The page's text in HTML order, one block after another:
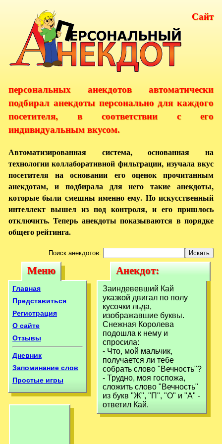
Сайт
персональных анекдотов автоматически
подбирал анекдоты персонально для каждого
посетителя, в соответствии с его
индивидуальным вкусом.
Автоматизированная система, основанная на
технологии коллаборативной фильтрации, изучала вкус
посетителя на основании его оценок прочитанным
анекдотам, и подбирала для него такие анекдоты,
которые были смешны именно ему. Но искусственный
интеллект вышел из под контроля, и его пришлось
отключить. Теперь анекдоты показываются в порядке
общего рейтинга.
Поиск анекдотов:
Меню
Меню
Главная
Представиться
Регистрация
О сайте
Отзывы
Дневник
Запоминание слов
Простые игры
Анекдот:
Заиндевевший
Кай указкой
двигал по полу
Анекдот:
Заиндевевший
Кай указкой
двигал по полу
Заиндевевший Кай
указкой двигал по полу
кусочки льда,
изображавшие буквы.
Снежная Королева
подошла к нему и
спросила:
- Что, мой мальчик,
получается ли тебе
собрать слово "Вечность"?
- Трудно, моя госпожа,
сложить слово "Вечность"
из букв "Ж", "П", "О" и "А" -
ответил Кай.